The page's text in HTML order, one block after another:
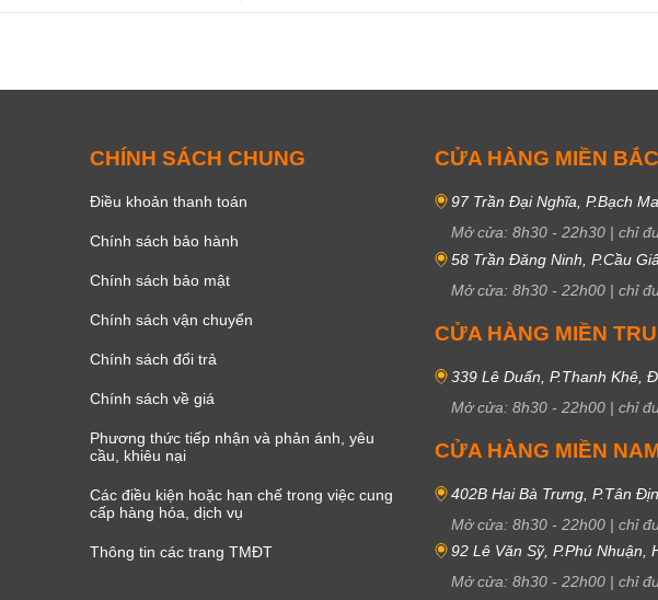
CHÍNH SÁCH CHUNG
Điều khoản thanh toán
Chính sách bảo hành
Chính sách bảo mật
Chính sách vận chuyển
Chính sách đổi trả
Chính sách về giá
Phương thức tiếp nhận và phản ánh, yêu
cầu, khiêu nại
Các điều kiện hoặc hạn chế trong việc cung
cấp hàng hóa, dịch vụ
Thông tin các trang TMĐT
CỬA HÀNG MIỀN BẮC
97 Trần Đại Nghĩa, P.Bạch
Mở cửa: 8h30 - 22h30 | chỉ
58 Trần Đăng Ninh, P.Cầu
Mở cửa: 8h30 - 22h00 | chỉ
CỬA HÀNG MIỀN
339 Lê Duẩn, P.Thanh Khê,
Mở cửa: 8h30 - 22h00 | chỉ
CỬA HÀNG MIỀN
402B Hai Bà Trưng, P.Tân
Mở cửa: 8h30 - 22h00 | chỉ
92 Lê Văn Sỹ, P.Phú Nhuận,
Mở cửa: 8h30 - 22h00 | chỉ